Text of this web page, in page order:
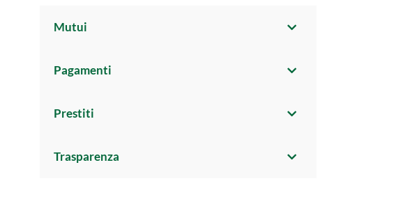
Mutui
Pagamenti
Prestiti
Trasparenza